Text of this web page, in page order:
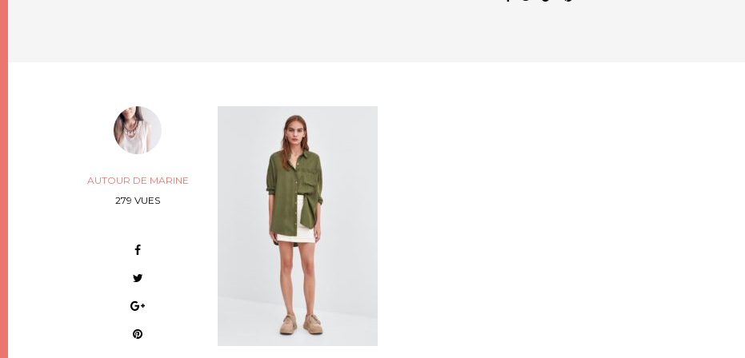
AUTOUR DE MARINE
279 VUES